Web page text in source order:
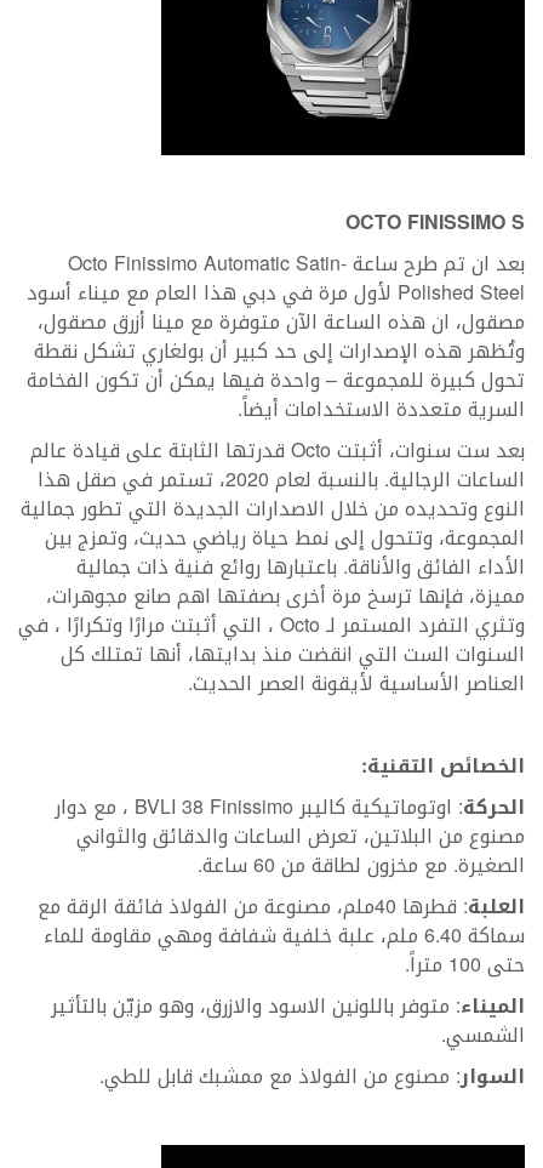
OCTO FINISSIMO S
بعد ان تم طرح ساعة Octo Finissimo Automatic Satin-
Polished Steel لأول مرة في دبي هذا العام مع ميناء أسود
مصقول، ان هذه الساعة الآن متوفرة مع مينا أزرق مصقول،
وتُظهر هذه الإصدارات إلى حد كبير أن بولغاري تشكل نقطة
تحول كبيرة للمجموعة – واحدة فيها يمكن أن تكون الفخامة
السرية متعددة الاستخدامات أيضاً.
بعد ست سنوات، أثبتت Octo قدرتها الثابتة على قيادة عالم
الساعات الرجالية. بالنسبة لعام 2020، تستمر في صقل هذا
النوع وتحديده من خلال الاصدارات الجديدة التي تطور جمالية
المجموعة، وتتحول إلى نمط حياة رياضي حديث، وتمزج بين
الأداء الفائق والأناقة. باعتبارها روائع فنية ذات جمالية
مميزة، فإنها ترسخ مرة أخرى بصفتها اهم صانع مجوهرات،
وتثري التفرد المستمر لـ Octo ، التي أثبتت مرارًا وتكرارًا ، في
السنوات الست التي انقضت منذ بدايتها، أنها تمتلك كل
العناصر الأساسية لأيقونة العصر الحديث.
الخصائص التقنية:
الحركة
: اوتوماتيكية كاليبر BVLI 38 Finissimo ، مع دوار
مصنوع من البلاتين، تعرض الساعات والدقائق والثواني
الصغيرة. مع مخزون لطاقة من 60 ساعة.
العلبة
: قطرها 40ملم، مصنوعة من الفولاذ فائقة الرقة مع
سماكة 6.40 ملم، علبة خلفية شفافة ومهي مقاومة للماء
حتى 100 متراً.
الميناء: متوفر باللونين الاسود والازرق، وهو مزيّن بالتأثير
الشمسي.
السوار: مصنوع من الفولاذ مع ممشبك قابل للطي.